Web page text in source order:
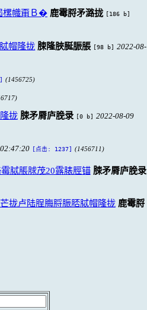
樏幟甭Ｂ� 鹿霉脟矛潞拢 [186 b]
帽隆拢 脨隆脥脠脤脹 [98 b] 2022-08-
(1456725)
拢 脨矛脣庐脕录 [0 b] 2022-08-09
[点击: 1237] (1456711)
脦脹脙茂20露脿脛锚 脨矛脣庐脕录
拢卢陆脭脢脟脤脴脦帽隆拢 鹿霉脟